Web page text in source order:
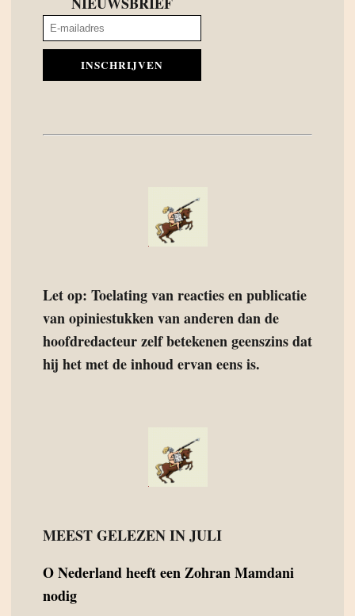
INSCHRIJVEN
Let op: Toelating van reacties en publicatie
van opiniestukken van anderen dan de
hoofdredacteur zelf betekenen geenszins dat
hij het met de inhoud ervan eens is.
MEEST GELEZEN IN JULI
ONederland heeft een Zohran Mamdani
nodig